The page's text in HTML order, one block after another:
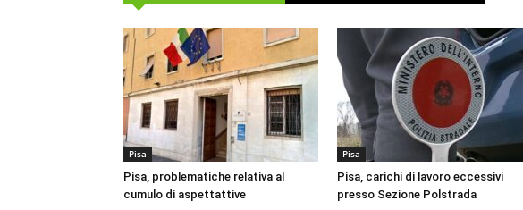
Pisa
Pisa, problematiche relativa al
cumulo di aspettattive
Pisa
Pisa, carichi di lavoro eccessivi
presso Sezione Polstrada